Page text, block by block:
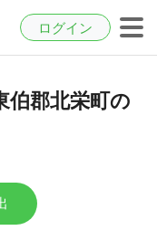
ログイン
伯郡北栄町の